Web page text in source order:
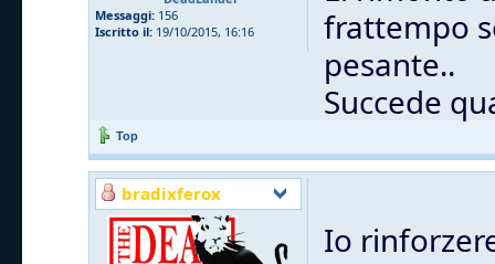
Messaggi: 156
Iscritto il: 19/10/2015, 16:16
frattempo
pesante..
Succede
Top
bradixferox
Io